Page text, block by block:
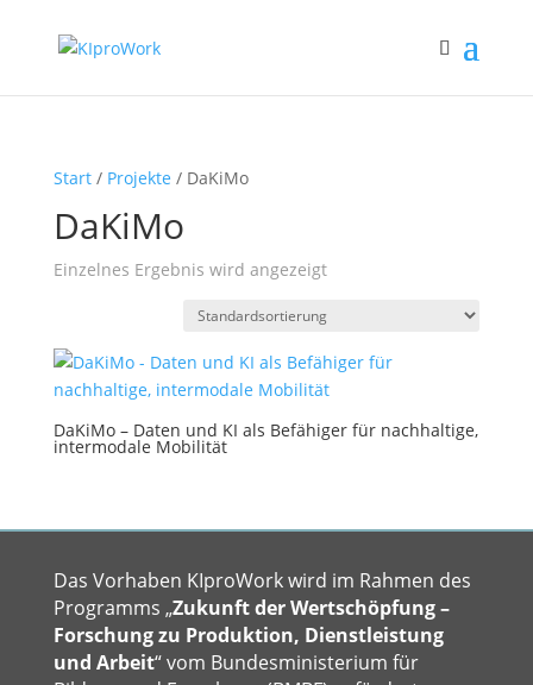
Start/ Projekte / DaKiMo
DaKiMo
Einzelnes Ergebnis wird angezeigt
DaKiMo – Daten und KI als Befähiger für nachhaltige,
intermodale Mobilität
Das Vorhaben KIproWork wird im Rahmen des
Programms „Zukunft der Wertschöpfung –
Forschung zu Produktion, Dienstleistung
und Arbeit“ vom Bundesministerium für